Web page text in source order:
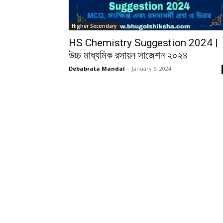
Higher Secondary
HS Chemistry Suggestion 2024 |
উচ্চ মাধ্যমিক রসায়ন সাজেশন ২০২৪
Debabrata Mandal - January 6, 2024